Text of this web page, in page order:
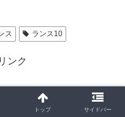
ス ランス10
ンク
トップ サイドバー